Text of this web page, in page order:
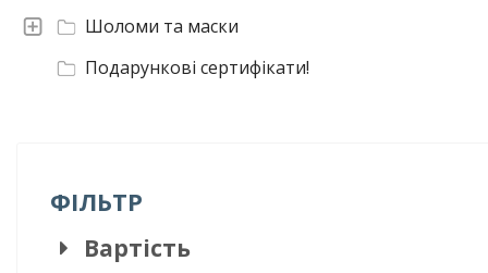
Подарункові сертифікати!
Шоломи та маски
ФІЛЬТР
Вартість